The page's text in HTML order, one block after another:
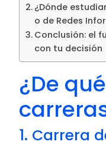
¿Dónde
o de Redes
Conclusión: el
con tu decisión
¿De
1. Carrera